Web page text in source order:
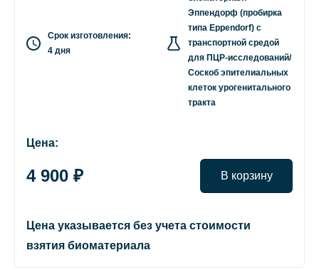
Срок изготовления:
4 дня
Эппендорф (пробирка
типа Eppendorf) с
транспортной средой
для ПЦР-исследований/
Соскоб эпителиальных
клеток урогенитального
тракта
Цена:
4 900 ₽ В корзину
Цена указывается без учета стоимости
взятия биоматериала